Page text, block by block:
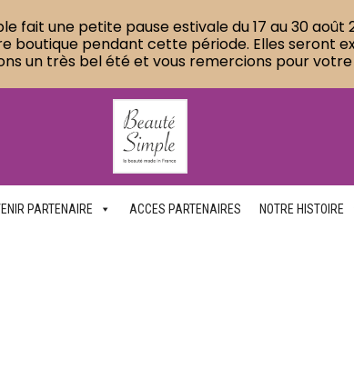
PARTENAIRE ACCES PARTENAIRES NOTRE HISTOIRE
fait une petite pause estivale du 17 au 30 août
boutique pendant cette période. Elles seront
un très bel été et vous remercions pour